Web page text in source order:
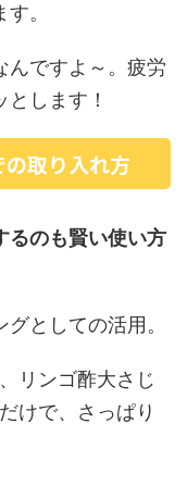
。
んですよ～。疲労
します！
取り入れ方
るのも賢い使い方
としての活用。
リンゴ酢大さじ
けで、さっぱり